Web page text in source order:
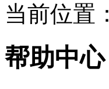
当前位置：
帮助中心